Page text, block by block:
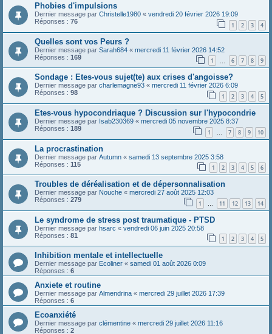
Phobies d'impulsions
Dernier message par Christelle1980 « vendredi 20 février 2026 19:09
Réponses : 76 1 2 3 4
Quelles sont vos Peurs ?
Dernier message par Sarah684 « mercredi 11 février 2026 14:52
Réponses : 169 1 6 7 8 9
Sondage : Etes-vous sujet(te) aux crises d'angoisse?
Dernier message par charlemagne93 « mercredi 11 février 2026 6:09
Réponses : 98 1 2 3 4 5
Etes-vous hypocondriaque ? Discussion sur l'hypocondrie
Dernier message par Isab230369 « mercredi 05 novembre 2025 8:37
Réponses : 189 1 … 7 8 9 10
La procrastination
Dernier message par Autumn « samedi 13 septembre 2025 3:58
Réponses : 115 1 2 3 4 5 6
Troubles de déréalisation et de dépersonnalisation
Dernier message par Nouche « mercredi 27 août 2025 12:03
Réponses : 279 1 … 11 12 13 14
Le syndrome de stress post traumatique - PTSD
Dernier message par hsarc « vendredi 06 juin 2025 20:58
Réponses : 81 1 2 3 4 5
Inhibition mentale et intellectuelle
Dernier message par Ecoliner « samedi 01 août 2026 0:09
Réponses : 6
Anxiete et routine
Dernier message par Almendrina « mercredi 29 juillet 2026 17:39
Réponses : 6
Ecoanxiété
Dernier message par clémentine « mercredi 29 juillet 2026 11:16
Réponses : 2